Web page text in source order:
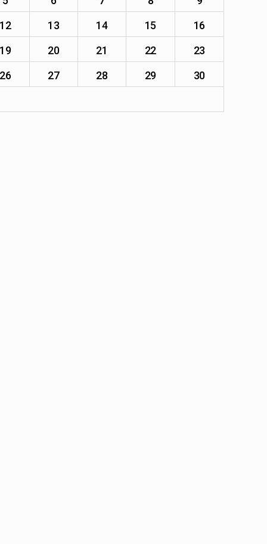
12 13 14 15
16
19 20 21 22
23
26 27 28 29
30